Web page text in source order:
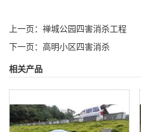
上一页： 禅城公园四害消杀工程
下一页： 高明小区四害消杀
相关产品